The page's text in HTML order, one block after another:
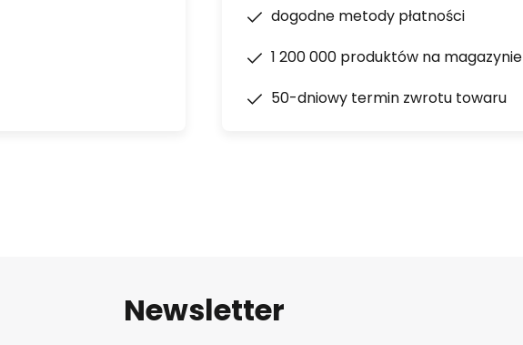
dogodne metody płatności
1 200 000 produktów na magazynie
50-dniowy termin zwrotu towaru
Newsletter